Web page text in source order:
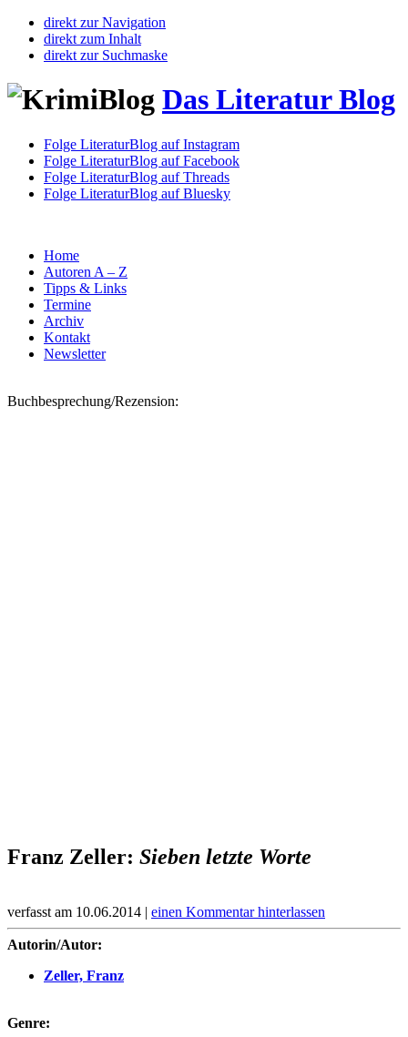
direkt zur Navigation
direkt zum Inhalt
direkt zur Suchmaske
Das Literatur Blog
Folge LiteraturBlog auf Instagram
Folge LiteraturBlog auf Facebook
Folge LiteraturBlog auf Threads
Folge LiteraturBlog auf Bluesky
Home
Autoren A – Z
Tipps & Links
Termine
Archiv
Kontakt
Newsletter
Buchbesprechung/Rezension:
Franz Zeller: Sieben letzte Worte
verfasst am 10.06.2014 | einen Kommentar hinterlassen
Autorin/Autor:
Zeller, Franz
Genre: